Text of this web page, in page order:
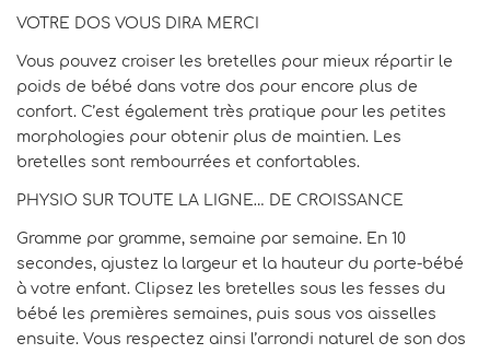
VOTRE DOS VOUS DIRA MERCI
Vous pouvez croiser les bretelles pour mieux répartir le
poids de bébé dans votre dos pour encore plus de
confort. C’est également très pratique pour les petites
morphologies pour obtenir plus de maintien. Les
bretelles sont rembourrées et confortables.
PHYSIO SUR TOUTE LA LIGNE… DE CROISSANCE
Gramme par gramme, semaine par semaine. En 10
secondes, ajustez la largeur et la hauteur du porte-bébé
à votre enfant. Clipsez les bretelles sous les fesses du
bébé les premières semaines, puis sous vos aisselles
ensuite. Vous respectez ainsi l’arrondi naturel de son dos